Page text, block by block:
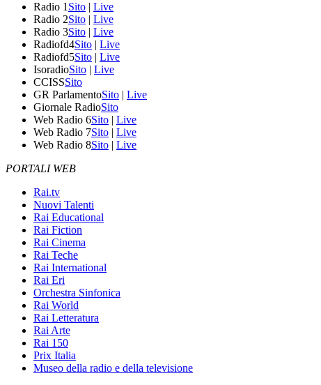
Radio 1 Sito | Live
Radio 2Sito | Live
Radio 3Sito | Live
Radiofd4Sito | Live
Radiofd5Sito | Live
IsoradioSito | Live
CCISSSito
GR ParlamentoSito | Live
Giornale RadioSito
Web Radio 6Sito | Live
Web Radio 7Sito | Live
Web Radio 8Sito | Live
PORTALI WEB
Rai.tv
Nuovi Talenti
Rai Educational
Rai Fiction
Rai Cinema
Rai Teche
Rai International
Rai Eri
Orchestra Sinfonica
Rai World
Rai Letteratura
Rai Arte
Rai 150
Prix Italia
Museo della radio e della televisione